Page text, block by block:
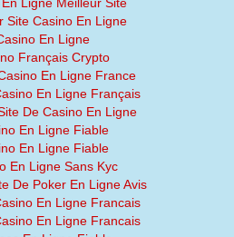
Site Casino En Ligne
En Ligne
Français Crypto
En Ligne France
En Ligne Français
De Casino En Ligne
En Ligne Fiable
En Ligne Fiable
En Ligne Sans Kyc
De Poker En Ligne Avis
En Ligne Francais
En Ligne Francais